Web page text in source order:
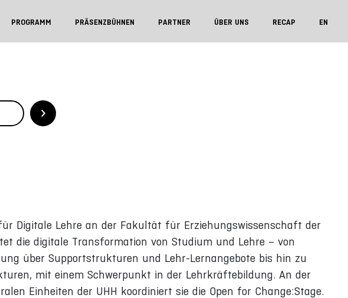
PROGRAMM PRÄSENZBÜHNEN PARTNER ÜBER UNS RECAP EN
Digitale Lehre an der Fakultät für Erziehungswissenschaft der
die digitale Transformation von Studium und Lehre – von
über Supportstrukturen und Lehr-Lernangebote bis hin zu
mit einem Schwerpunkt in der Lehrkräftebildung. An der
Einheiten der UHH koordiniert sie die Open for Change:Stage.